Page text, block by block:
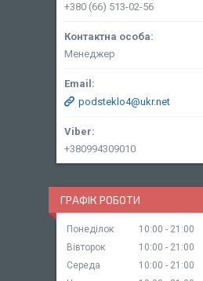
+380 (66) 513-02-56
Менеджер
podsteklo4@ukr.net
+380994309010
ГРАФІК РОБОТИ
Понеділок 10:00
21:00
Вівторок
10:00
21:00
Середа
10:00
21:00